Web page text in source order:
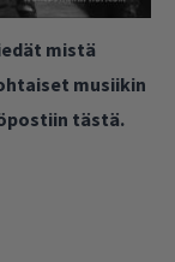
mistä
musiikin
tästä.